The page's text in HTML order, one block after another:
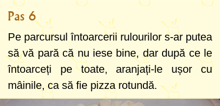
Pas 6
Pe parcursul întoarcerii rulourilor s-ar putea
să vă pară că nu iese bine, dar după ce le
întoarceți pe toate, aranjați-le ușor cu
mâinile, ca să fie pizza rotundă.